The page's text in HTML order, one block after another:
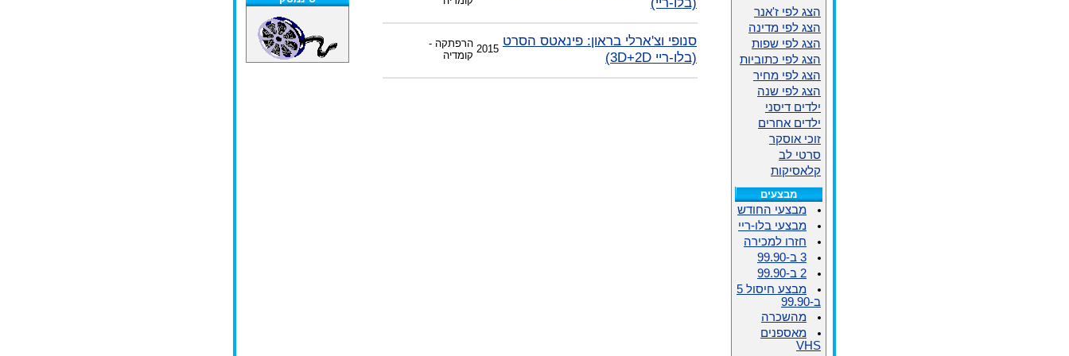
סנופי וצ'ארלי בראון: פינאטס הסרט
(בלו-ריי 3D+2D)
2015 הרפתקה -
קומדיה
הצג לפי ז'אנר
הצג לפי מדינה
הצג לפי שפות
הצג לפי כתוביות
הצג לפי מחיר
הצג לפי שנה
ילדים דיסני
ילדים אחרים
זוכי אוסקר
סרטי לב
קלאסיקות
מבצעים
מבצעי החודש
מבצעי בלו-ריי
חזרו למכירה
3 ב-99.90
2 ב-99.90
מבצע חיסול 5
ב-99.90
מהשכרה
מאספנים
VHS